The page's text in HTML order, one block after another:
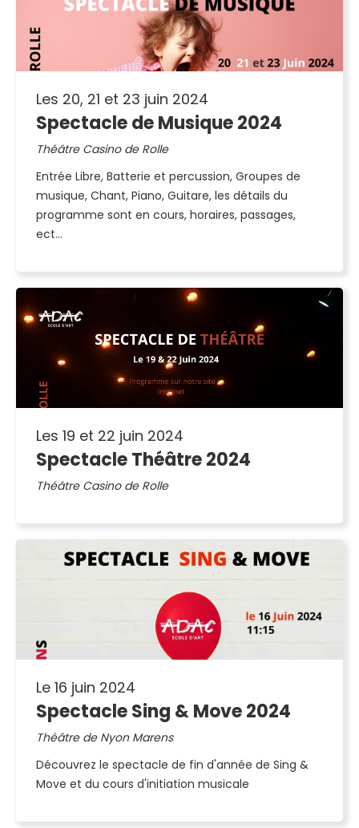
Les 20, 21 et 23 juin 2024
Spectacle de Musique 2024
Théâtre Casino de Rolle
Entrée Libre, Batterie et percussion, Groupes de
musique, Chant, Piano, Guitare, les détails du
programme sont en cours, horaires, passages,
ect...
Les 19 et 22 juin 2024
Spectacle Théâtre 2024
Théâtre Casino de Rolle
Le 16 juin 2024
Spectacle Sing & Move 2024
Théâtre de Nyon Marens
Découvrez le spectacle de fin d'année de Sing &
Move et du cours d'initiation musicale